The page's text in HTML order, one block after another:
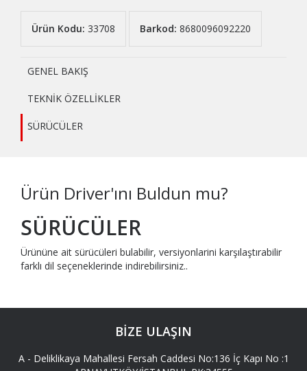
Ürün Kodu: 33708 Barkod: 8680096092220
GENEL BAKIŞ
TEKNİK ÖZELLİKLER
SÜRÜCÜLER
Ürün Driver'ını Buldun mu?
SÜRÜCÜLER
Ürününe ait sürücüleri bulabilir, versiyonlarini karşılaştırabilir
farklı dil seçeneklerinde indirebilirsiniz..
BİZE ULAŞIN
A - Deliklikaya Mahallesi Fersah Caddesi No:136 İç Kapı No :1